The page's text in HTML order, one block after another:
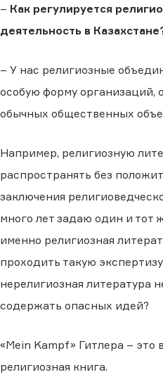
– Как регулируется
деятельность в
– У нас религиозные
особую форму организаций,
обычных общественных
Например, религиозную
распространять без
заключения
много лет задаю один и тот
именно религиозная
проходить такую
нерелигиозная литература
содержать опасных идей?
«Mein Kampf» Гитлера – это
религиозная книга.